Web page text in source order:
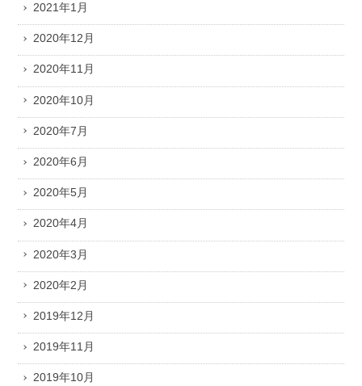
2021年1月
2020年12月
2020年11月
2020年10月
2020年7月
2020年6月
2020年5月
2020年4月
2020年3月
2020年2月
2019年12月
2019年11月
2019年10月